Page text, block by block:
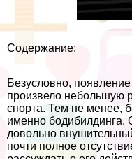
Содержание:
Безусловно,
произвело небольшую
спорта. Тем не менее,
именно бодибилдинга.
довольно
почти полное